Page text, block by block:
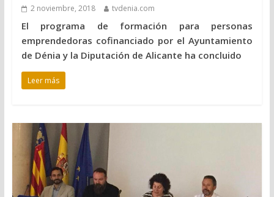
2 noviembre, 2018 tvdenia.com
El programa de formación para personas
emprendedoras cofinanciado por el Ayuntamiento
de Dénia y la Diputación de Alicante ha concluido
Leer más